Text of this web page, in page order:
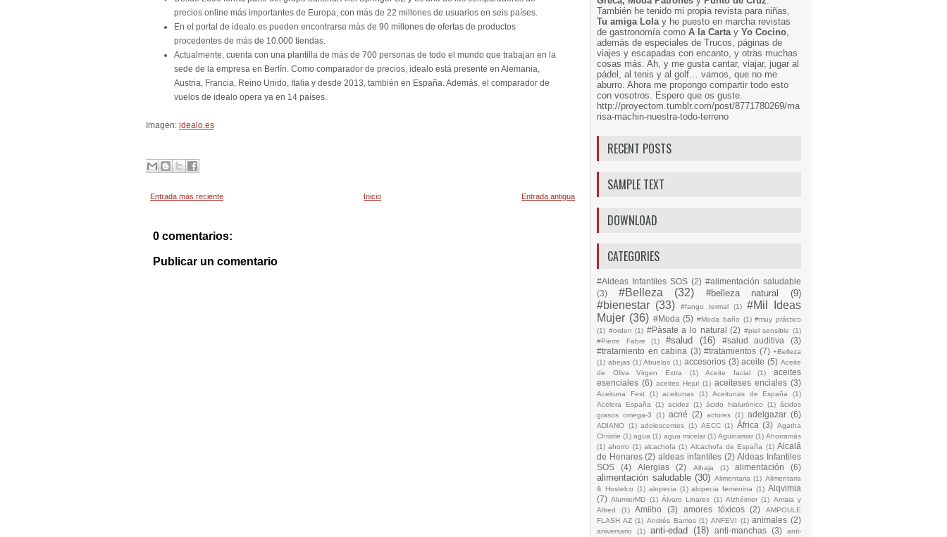
precios online más importantes de Europa, con más de 22 millones de usuarios en seis países.
En el portal de idealo.es pueden encontrarse más de 90 millones de ofertas de productos
procedentes de más de 10.000 tiendas.
Actualmente, cuenta con una plantilla de más de 700 personas de todo el mundo que trabajan en la
sede de la empresa en Berlín. Como comparador de precios, idealo está presente en Alemania,
Austria, Francia, Reino Unido, Italia y desde 2013, también en España. Además, el comparador de
vuelos de idealo opera ya en 14 países.
Imagen: idealo.es
Entrada más reciente Entrada antigua
Inicio
0 comentarios:
Publicar un comentario
También he tenido mi propia revista para niñas,
Tu amiga Lolay he puesto en marcha revistas
de gastronomía como A la Cartay Yo Cocino,
además de especiales de Trucos, páginas de
viajes y escapadas con encanto, y otras muchas
cosas más. Ah, y me gusta cantar, viajar, jugar al
pádel, al tenis y al golf… vamos, que no me
aburro. Ahora me propongo compartir todo esto
con vosotros. Espero que os guste.
http://proyectom.tumblr.com/post/8771780269/ma
risa-machin-nuestra-todo-terreno
RECENT POSTS
SAMPLE TEXT
DOWNLOAD
CATEGORIES
#Aldeas Infantiles SOS (2) #alimentación saludable
(3)
#Belleza (32) #belleza natural (9)
#bienestar (33) #fango termal (1)
#Mil Ideas
Mujer (36) #Moda (5) #Moda baño (1) #muy práctico
(1) #orden (1) #Pásate a lo natural (2) #piel sensible (1)
#Pierre Fabre
(1) #salud (16) #salud auditiva
(3)
#tratamiento en cabina (3) #tratamientos (7) +Belleza
(1) abejas (1) Abuelos (1) accesorios (3) aceite (5) Aceite
de Oliva Virgen Extra
(1) Aceite facial (1)
aceites
esenciales (6) aceites Hejul (1) aceiteses enciales (3)
Aceituna Fest (1) aceitunas (1) Aceitunas de España
(1)
Acelera España (1) acidez (1) ácido hialurónico (1) ácidos
grasos omega-3
(1) acné (2) actores (1) adelgazar (6)
ADIANO (1) adolescentes (1) AECC (1) África (3) Agatha
Christie (1) agua (1) agua micelar (1) Aguinamar (1) Ahorramás
(1) ahorro (1) alcachofa (1) Alcachofa de España (1) Alcalá
de Henares (2) aldeas infantiles (2) Aldeas Infantiles
SOS
(4) Alergias (2) Alhaja (1) alimentación (6)
alimentación saludable (30) Alimentaria (1) Alimentaria
& Hostelco (1) alopecia (1) alopecia femenina (1) Alqvimia
(7) AlumierMD (1) Álvaro Linares (1) Alzhéimer (1) Amaia y
Alfred
(1) Amiibo (3) amores tóxicos (2)
AMPOULE
FLASH AZ (1) Andrés Barrios (1) ANFEVI (1) animales (2)
aniversario (1) anti-edad (18) anti-manchas (3)
anti-